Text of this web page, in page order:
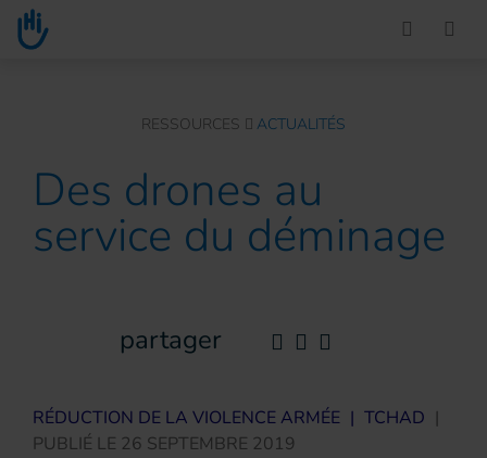
Go to main content
You are here :RESSOURCES ACTUALITÉS
Des drones au
service du déminage
partager
RÉDUCTION DE LA VIOLENCE ARMÉE | TCHAD |
PUBLIÉ LE 26 SEPTEMBRE 2019